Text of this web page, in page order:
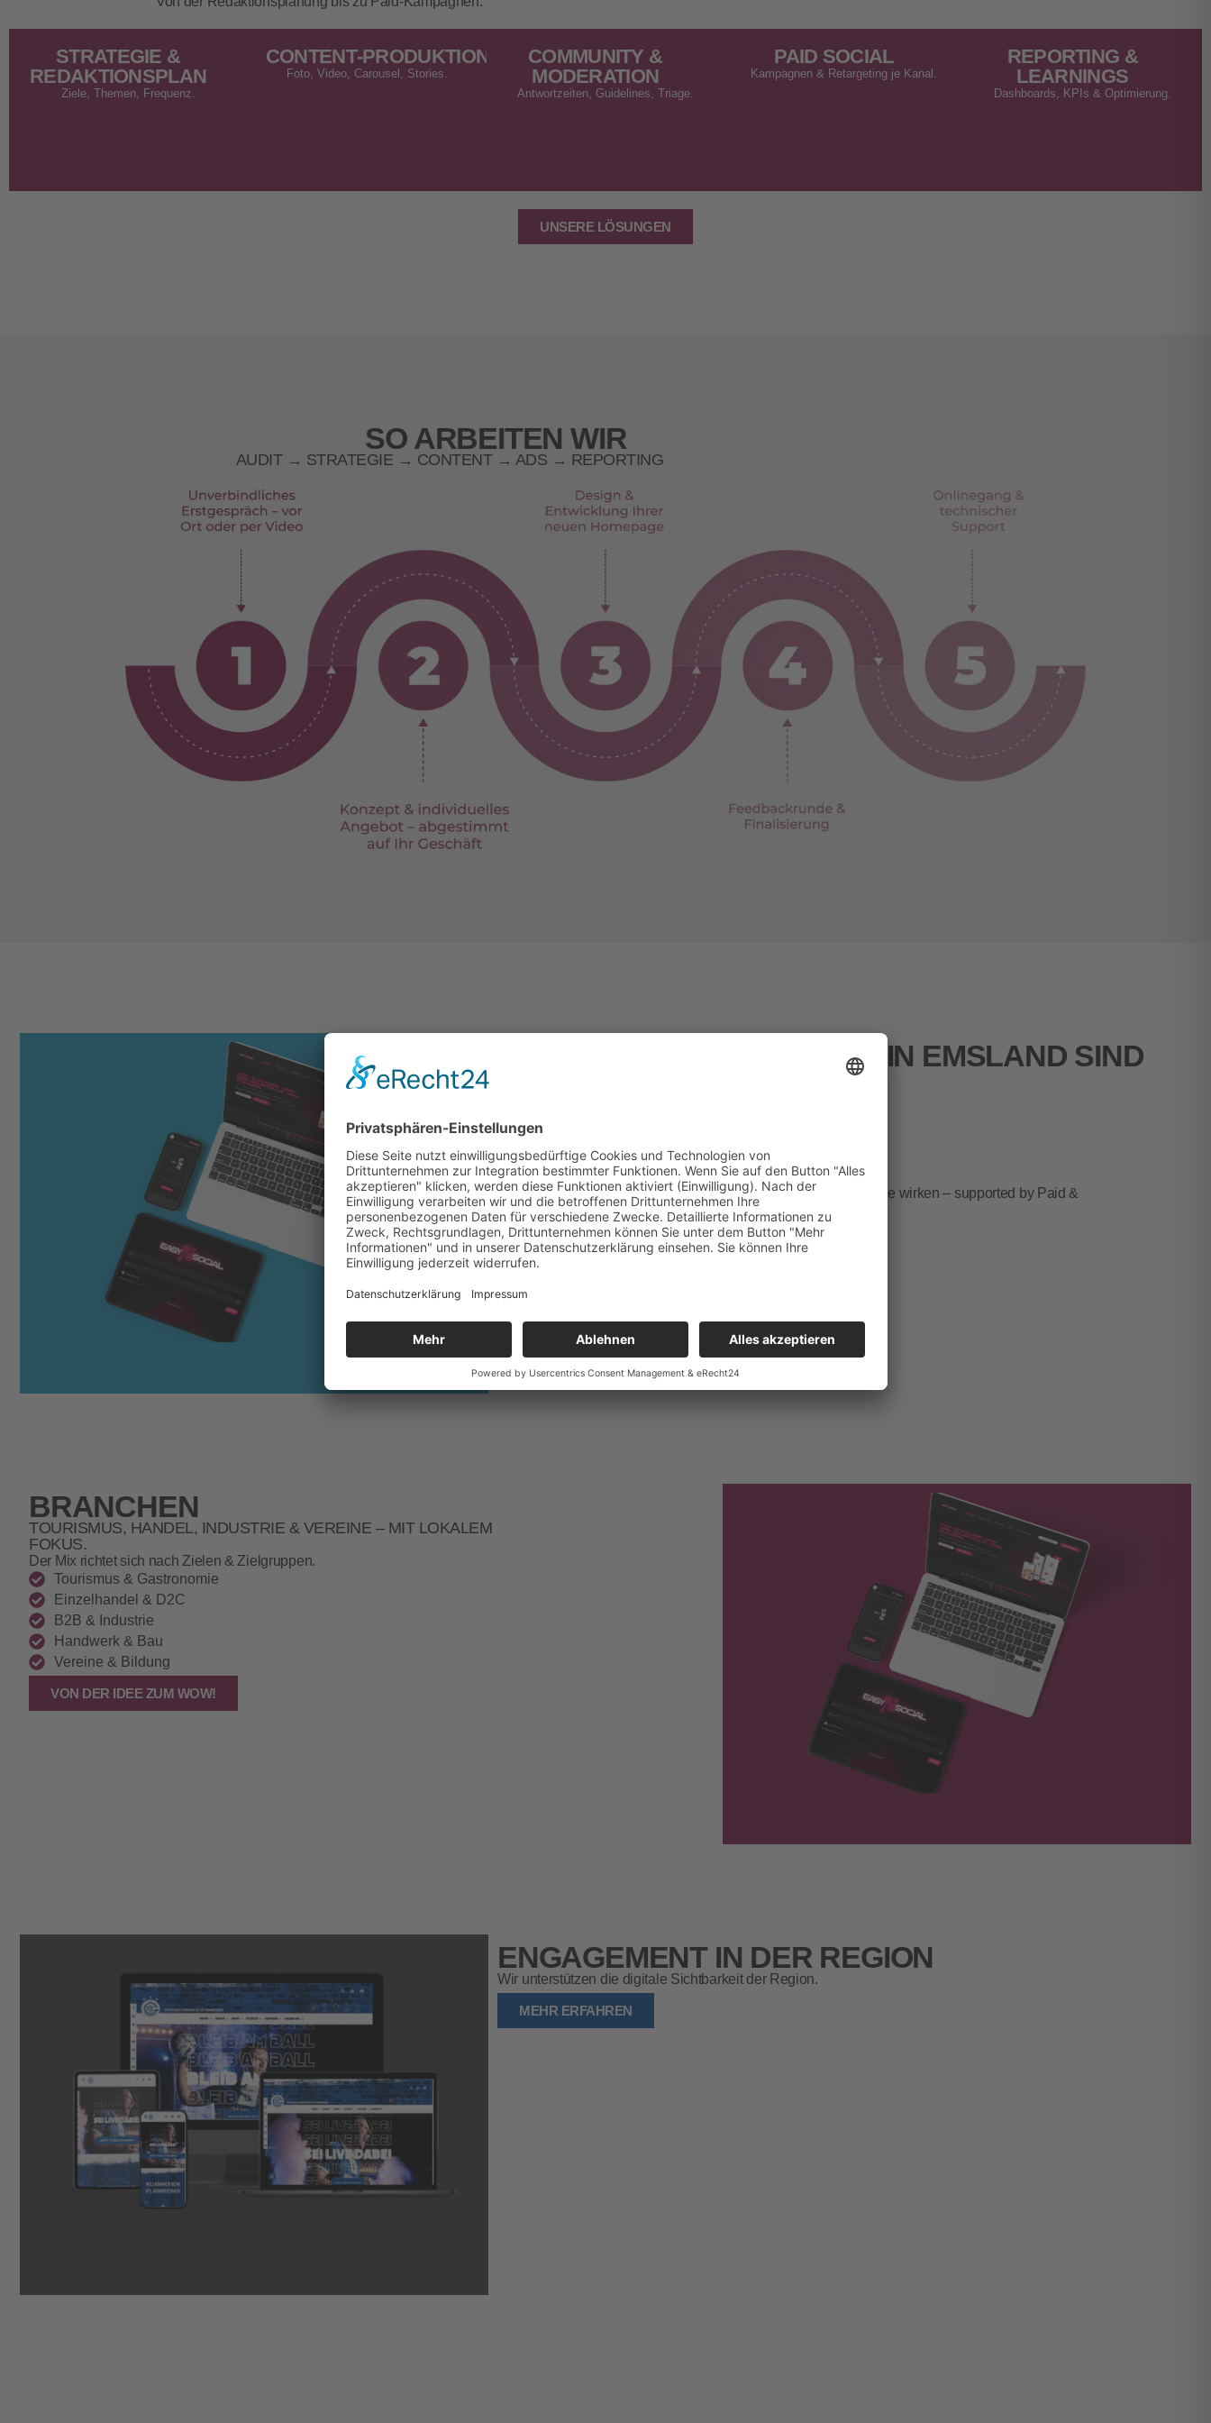
STRATEGIE &
REDAKTIONSPLAN
Ziele, Themen, Frequenz.
CONTENT‑PRODUKTION
Foto, Video, Carousel, Stories.
COMMUNITY &
MODERATION
Antwortzeiten, Guidelines, Triage.
PAID SOCIAL
Kampagnen & Retargeting je Kanal.
REPORTING &
LEARNINGS
Dashboards, KPIs & Optimierung.
UNSERE LÖSUNGEN
SO ARBEITEN WIR
AUDIT → STRATEGIE → CONTENT → ADS → REPORTING
WARUM WIR IHR PARTNER IN EMSLAND SIND
Performance‑Kreatives & Testing
Enablement für Vertriebsteams
Wir kennen die Anforderungen in Emsland und liefern Inhalte, die wirken – supported by Paid &
Reporting.
PROJEKT ANFRAGEN
BRANCHEN
TOURISMUS, HANDEL, INDUSTRIE & VEREINE – MIT LOKALEM
FOKUS.
Der Mix richtet sich nach Zielen & Zielgruppen.
Tourismus & Gastronomie
Einzelhandel & D2C
B2B & Industrie
Handwerk & Bau
Vereine & Bildung
VON DER IDEE ZUM WOW!
ENGAGEMENT IN DER REGION
Wir unterstützen die digitale Sichtbarkeit der Region.
MEHR ERFAHREN